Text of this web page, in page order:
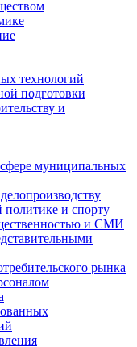
технологий
подготовки
и
муниципальных
и спорту
и СМИ
рынка